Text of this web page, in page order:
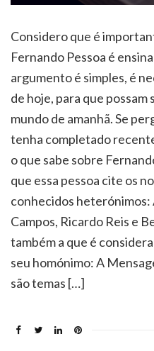
Considero que é
Fernando Pessoa é
argumento é simples, é
de hoje, para que
mundo de amanhã. Se
tenha completado
o que sabe sobre
que essa pessoa cite os
conhecidos
Campos, Ricardo Reis e
também a que é
seu homónimo: A
são temas […]